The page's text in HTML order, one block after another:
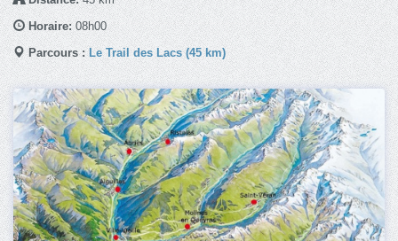
Horaire: 08h00
Parcours : Le Trail des Lacs (45 km)